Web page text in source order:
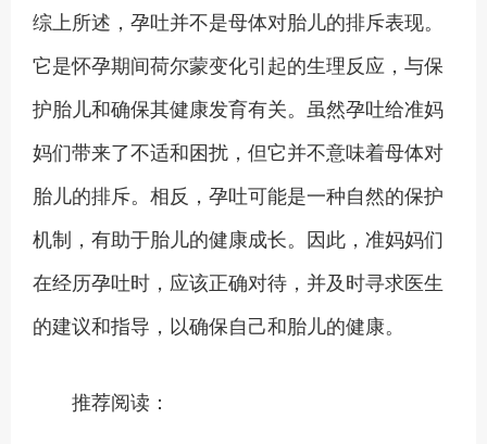
综上所述，孕吐并不是母体对胎儿的排斥表现。
它是怀孕期间荷尔蒙变化引起的生理反应，与保
护胎儿和确保其健康发育有关。虽然孕吐给准妈
妈们带来了不适和困扰，但它并不意味着母体对
胎儿的排斥。相反，孕吐可能是一种自然的保护
机制，有助于胎儿的健康成长。因此，准妈妈们
在经历孕吐时，应该正确对待，并及时寻求医生
的建议和指导，以确保自己和胎儿的健康。
推荐阅读：